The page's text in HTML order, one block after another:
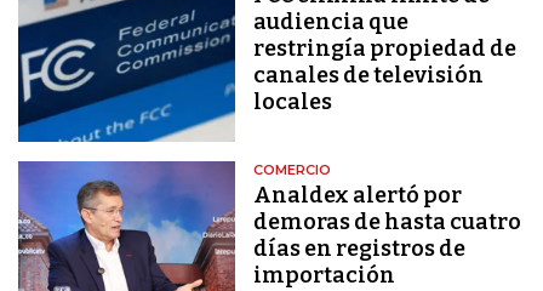
audiencia que
restringía propiedad de
canales de televisión
locales
COMERCIO
Analdex alertó por
demoras de hasta cuatro
días en registros de
importación